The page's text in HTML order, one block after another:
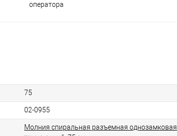
оператора
75
02-0955
Молния спиральная разъемная однозамковая